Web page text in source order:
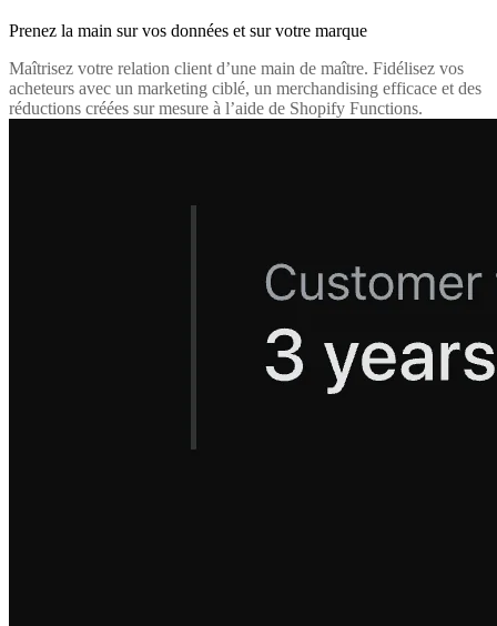
Prenez la main sur vos données et sur votre marque
Maîtrisez votre relation client d’une main de maître. Fidélisez vos
acheteurs avec un marketing ciblé, un merchandising efficace et des
réductions créées sur mesure à l’aide de Shopify Functions.